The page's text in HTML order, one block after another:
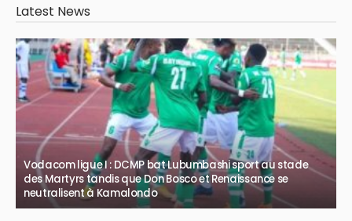
Latest News
Vodacom ligue I : DCMP bat Lubumbashi sport au stade
des Martyrs tandis que Don Bosco et Renaissance se
neutralisent à Kamalondo